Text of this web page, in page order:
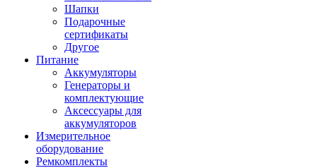
Шапки
Подарочные
сертификаты
Другое
Питание
Аккумуляторы
Генераторы и
комплектующие
Аксессуары для
аккумуляторов
Измерительное
оборудование
Ремкомплекты